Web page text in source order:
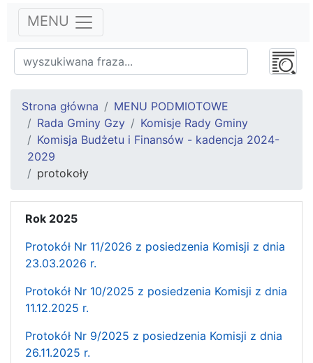
MENU
Strona główna
MENU PODMIOTOWE
Rada Gminy Gzy
Komisje Rady Gminy
Komisja Budżetu i Finansów - kadencja 2024-
2029
protokoły
Rok 2025
Protokół Nr 11/2026 z posiedzenia Komisji z dnia
23.03.2026 r.
Protokół Nr 10/2025 z posiedzenia Komisji z dnia
11.12.2025 r.
Protokół Nr 9/2025 z posiedzenia Komisji z dnia
26.11.2025 r.